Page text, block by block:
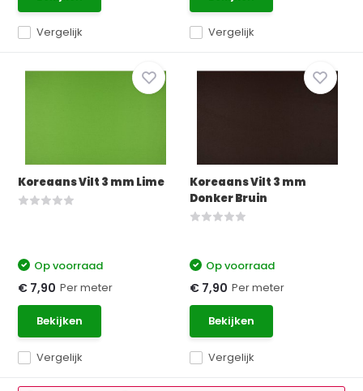
Vergelijk Vergelijk
Koreaans Vilt 3 mm Lime
Vergelijk
Op voorraad
€ 7,90 Per meter
Bekijken
Koreaans Vilt 3 mm
Donker Bruin
Vergelijk
Op voorraad
€ 7,90 Per meter
Bekijken